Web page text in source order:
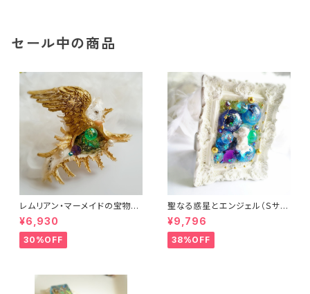
セール中の商品
レムリアン・マーメイドの宝物
（オルゴナイト）
¥6,930
30%OFF
聖なる惑星とエンジェル（Ｓサイ
ズ）（フレーム・ヒーリングアー
ト）
¥9,796
38%OFF